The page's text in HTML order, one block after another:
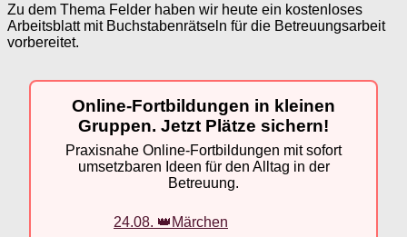
Zu dem Thema Felder haben wir heute ein kostenloses
Arbeitsblatt mit Buchstabenrätseln für die Betreuungsarbeit
vorbereitet.
Online-Fortbildungen in kleinen
Gruppen. Jetzt Plätze sichern!
Praxisnahe Online-Fortbildungen mit sofort
umsetzbaren Ideen für den Alltag in der
Betreuung.
24.08. 👑Märchen